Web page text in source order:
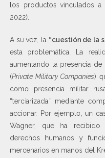
los productos vinculados a
2022).
A su vez, la “cuestión de la
esta problemática. La
aumentando la presencia de
(Private Military Companies)
como presencia militar
“terciarizada” mediante
accionar. Por ejemplo, un
Wagner, que ha recibido
derechos humanos y
mercenarios en manos del